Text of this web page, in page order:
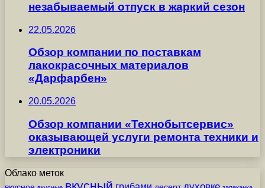
незабываемый отпуск в жаркий сезон
22.05.2026
Обзор компании по поставкам
лакокрасочных материалов
«Дарфарбен»
20.05.2026
Обзор компании «Технобытсервис»
оказывающей услуги ремонта техники и
электроники
Облако меток